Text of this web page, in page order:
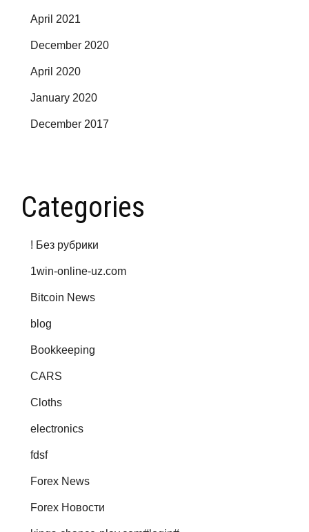
April 2021
December 2020
April 2020
January 2020
December 2017
Categories
! Без рубрики
1win-online-uz.com
Bitcoin News
blog
Bookkeeping
CARS
Cloths
electronics
fdsf
Forex News
Forex Новости